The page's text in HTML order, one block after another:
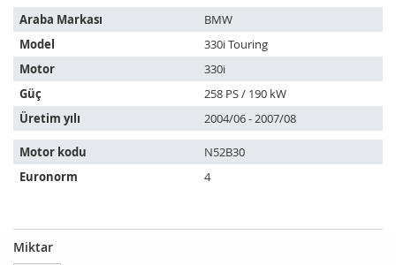
Bu
ürün
aşağıdaki
araçlara
uyar:
Araba Markası
BMW
Model
330i Touring
Motor
330i
Güç
258 PS / 190 kW
Üretim yılı
2004/06 - 2007/08
Motor kodu
N52B30
Euronorm
4
Katalizör
STOKTA
Miktar